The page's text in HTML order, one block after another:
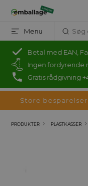
Menu
Betal med EAN,
Ingen fordyrende
Gratis rådgivning
Store
PRODUKTER PLASTKASSER